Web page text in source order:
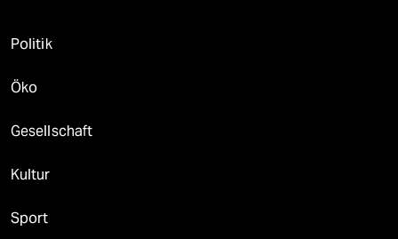
Politik
Öko
Gesellschaft
Kultur
Sport